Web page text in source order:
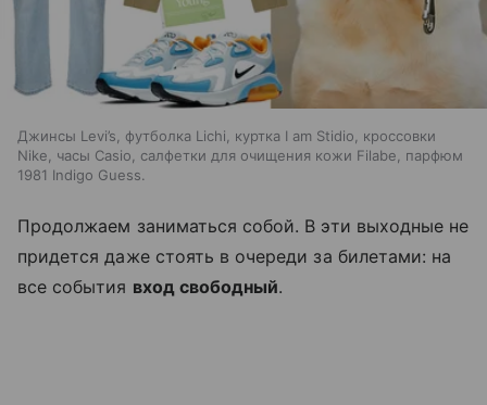
Джинсы Levi’s, футболка Lichi, куртка I am Stidio, кроссовки
Nike, часы Casio, салфетки для очищения кожи Filabe, парфюм
1981 Indigo Guess.
Продолжаем заниматься собой. В эти выходные не
придется даже стоять в очереди за билетами: на
все события вход свободный.